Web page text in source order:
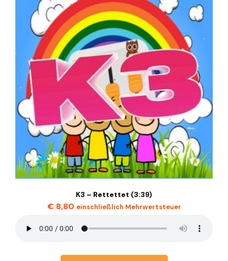
K3 – Rettettet (3:39)
€8,80 einschließlich Mehrwertsteuer